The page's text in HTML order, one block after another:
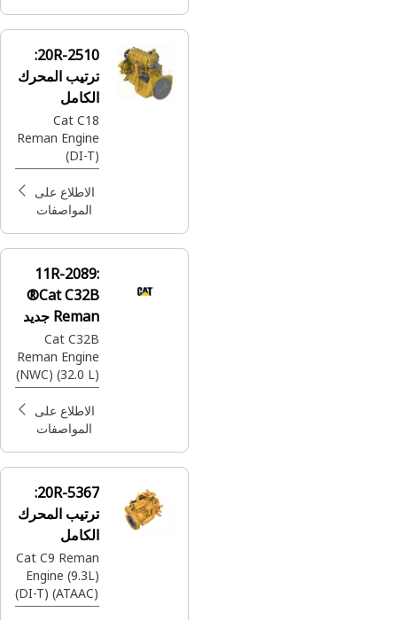
(D8T)(TT050)
TRACK TYPE)
(W/O BRAKE)
(SERVICE
REPLACEMEN
T ONLY)
20R-2510:
ترتيب المحرك
الكامل
Cat C18
Reman Engine
(DI-T)
(ACERT™)
(ATTAC) (Tier
الاطلاع على
المواصفات
11R-2089:
®Cat C32B
Reman جديد
مع محرك
Core (NWC)
Cat C32B
Reman Engine
(NWC) (32.0 L)
(LRC) (100
Ton Off
Highway
الاطلاع على
المواصفات
20R-5367:
ترتيب المحرك
الكامل
Cat C9 Reman
Engine (9.3L)
(DI-T) (ATAAC)
(MEUI) (Tier 4)